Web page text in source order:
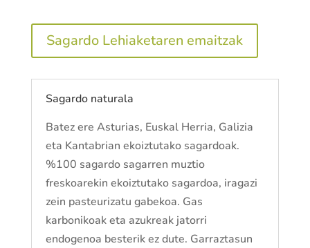
Sagardo Lehiaketaren emaitzak
Sagardo naturala
Batez ere Asturias, Euskal Herria, Galizia
eta Kantabrian ekoiztutako sagardoak.
%100 sagardo sagarren muztio
freskoarekin ekoiztutako sagardoa, iragazi
zein pasteurizatu gabekoa. Gas
karbonikoak eta azukreak jatorri
endogenoa besterik ez dute. Garraztasun